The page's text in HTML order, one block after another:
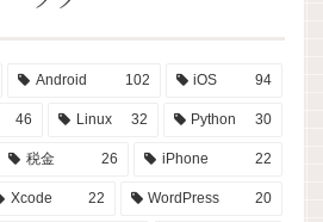
Android 102 iOS 94
46 Linux 32 Python 30
税金 26 iPhone 22
Xcode 22 WordPress 20